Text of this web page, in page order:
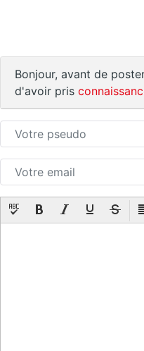
Bonjour, avant de
d'avoir pris